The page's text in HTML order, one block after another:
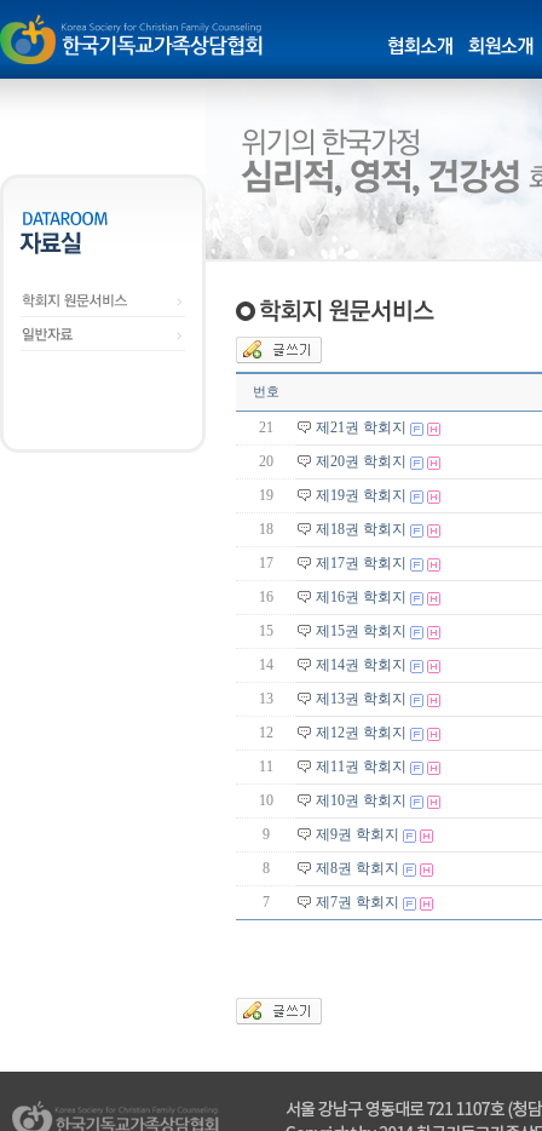
번호
21
제21권 학회지
20
제20권 학회지
19
제19권 학회지
18
제18권 학회지
17
제17권 학회지
16
제16권 학회지
15
제15권 학회지
14
제14권 학회지
13
제13권 학회지
12
제12권 학회지
11
제11권 학회지
10
제10권 학회지
9
제9권 학회지
8
제8권 학회지
7
제7권 학회지